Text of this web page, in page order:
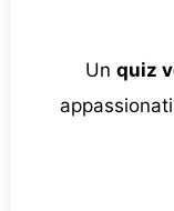
Un quiz